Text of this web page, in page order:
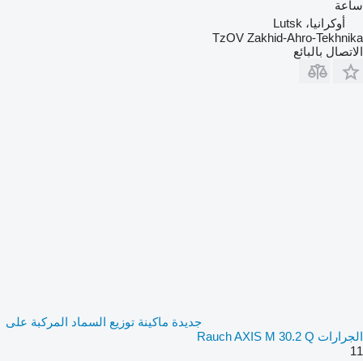
ساعة
أوكرانيا، Lutsk
TzOV Zakhid-Ahro-Tekhnika
الاتصال بالبائع
جديدة ماكينة توزيع السماد المركبة على
الجرارات Rauch AXIS M 30.2 Q
11